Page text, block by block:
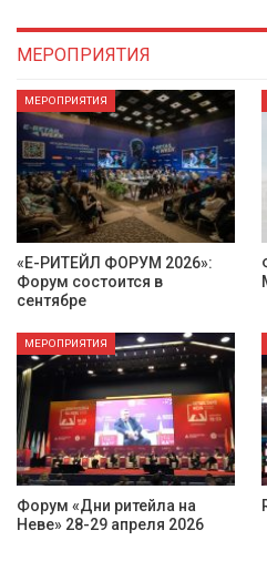
МЕРОПРИЯТИЯ
МЕРОПРИЯТИЯ
Форум «Дни ритейла в
Минске» 2-3 июня 2026
МЕРОПРИЯТИЯ
RETAIL WEEK AWARDS 2026